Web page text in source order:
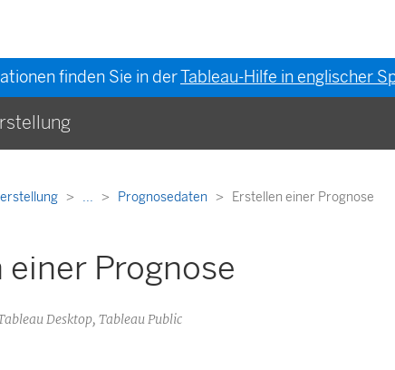
finden Sie in derTableau-Hilfe in englischer
... Prognosedaten Erstellen einer Prognose
einer Prognose
Desktop, Tableau Public